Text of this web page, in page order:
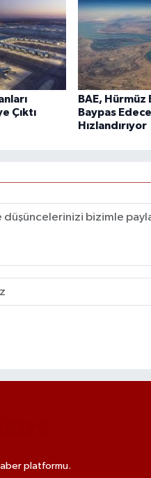
Çıktı
BAE, Hürmüz
Baypas
Hızlandırıyor
platformu.